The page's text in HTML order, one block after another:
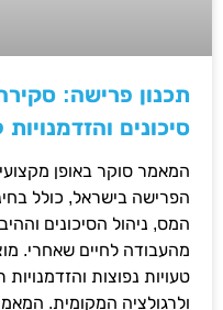
תכנון פרישה:
סיכונים
המאמר סוקר באופן
הפרישה בישראל, כולל
המס, ניהול הסיכונים
מהעבודה לחיים שאחרי.
טעויות נפוצות
ולרגולציה המקומית.